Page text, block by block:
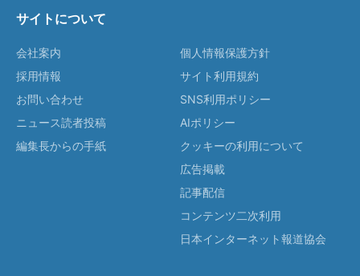
サイトについて
会社案内
採用情報
お問い合わせ
ニュース読者投稿
編集長からの手紙
個人情報保護方針
サイト利用規約
SNS利用ポリシー
AIポリシー
クッキーの利用について
広告掲載
記事配信
コンテンツ二次利用
日本インターネット報道協会